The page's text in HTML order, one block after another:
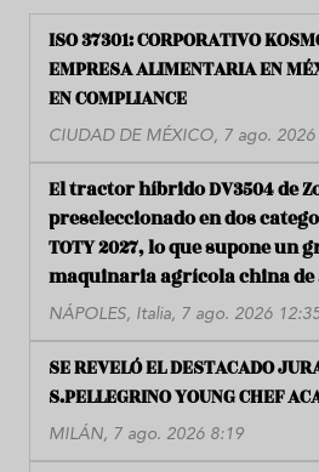
ISO 37301: CORPORATIVO
EMPRESA ALIMENTARIA EN
EN COMPLIANCE
CIUDAD DE MÉXICO, 7 ago.
El tractor híbrido DV3504 de
preseleccionado en dos
TOTY 2027, lo que supone un
maquinaria agrícola china
NÁPOLES, Italia, 7 ago. 2026
SE REVELÓ EL DESTACADO
S.PELLEGRINO YOUNG CHEF
MILÁN, 7 ago. 2026 8:19